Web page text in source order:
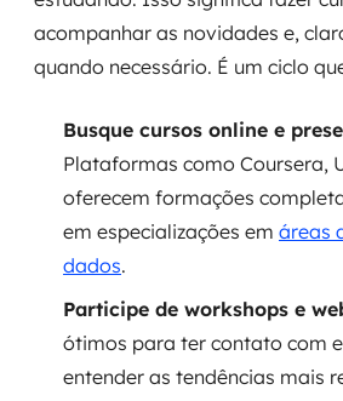
acompanhar as novidades e,
quando necessário. É um ciclo
Busque cursos online e
Plataformas como Coursera,
oferecem formações
em especializações em áreas
dados.
Participe de workshops e
ótimos para ter contato com
entender as tendências mais